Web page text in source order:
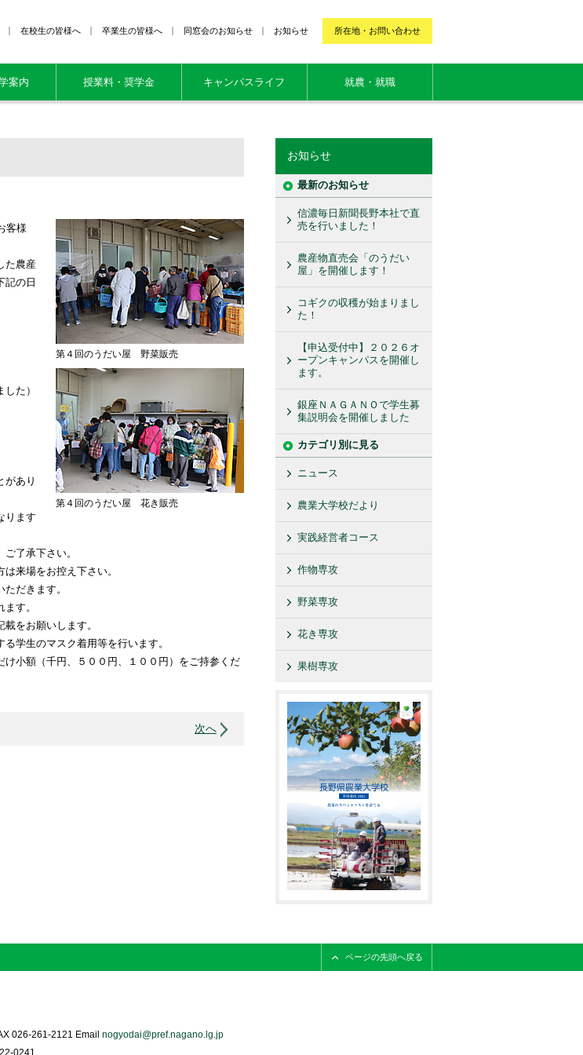
所在地・お問い合わせ
お知らせ
同窓会のお知らせ
卒業生の皆様へ
在校生の皆様へ
案内 授業料・奨学金 キャンパスライフ 就農・就職
第４回のうだい屋 野菜販売
第４回のうだい屋 花き販売
客様
た農産
記の日
た）
があり
ります
了承下さい。
来場をお控え下さい。
だきます。
す。
をお願いします。
学生のマスク着用等を行います。
小額（千円、５００円、１００円）をご持参くだ
次へ
お知らせ
最新のお知らせ
信濃毎日新聞長野本社で直
売を行いました！
農産物直売会「のうだい
屋」を開催します！
コギクの収穫が始まりまし
た！
【申込受付中】２０２６オ
ープンキャンパスを開催し
ます。
銀座ＮＡＧＡＮＯで学生募
集説明会を開催しました
カテゴリ別に見る
ニュース
農業大学校だより
実践経営者コース
作物専攻
野菜専攻
花き専攻
果樹専攻
ページの先頭へ戻る
026-261-2121 Email nogyodai@pref.nagano.lg.jp
0241